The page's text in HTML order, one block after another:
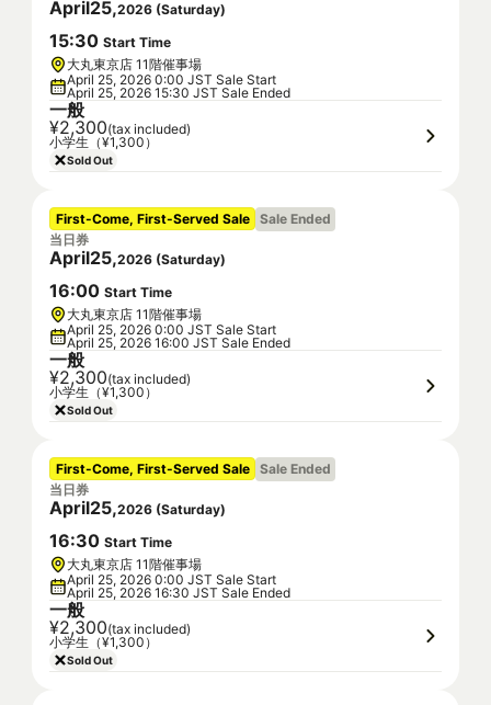
April25,2026 (Saturday)
15:30 Start Time
大丸東京店 11階催事場
April 25, 2026 0:00 JST Sale Start
April 25, 2026 15:30 JST Sale Ended
一般
¥2,300(tax included)
小学生（¥1,300）
Sold Out
First-Come, First-Served Sale Sale Ended
当日券
April25,2026 (Saturday)
16:00 Start Time
大丸東京店 11階催事場
April 25, 2026 0:00 JST Sale Start
April 25, 2026 16:00 JST Sale Ended
一般
¥2,300(tax included)
小学生（¥1,300）
Sold Out
First-Come, First-Served Sale Sale Ended
当日券
April25,2026 (Saturday)
16:30 Start Time
大丸東京店 11階催事場
April 25, 2026 0:00 JST Sale Start
April 25, 2026 16:30 JST Sale Ended
一般
¥2,300(tax included)
小学生（¥1,300）
Sold Out